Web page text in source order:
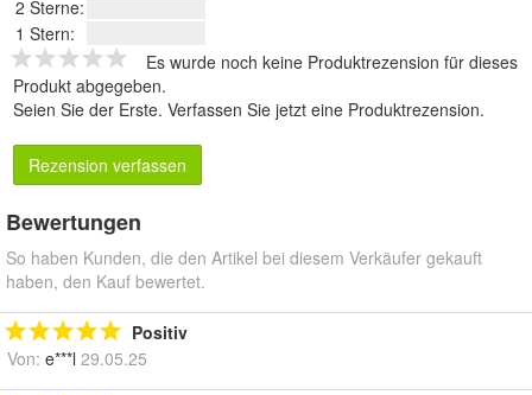
2 Sterne:
1 Stern:
Es wurde noch keine Produktrezension für dieses
Produkt abgegeben.
Seien Sie der Erste. Verfassen Sie jetzt eine Produktrezension.
Rezension verfassen
Bewertungen
So haben Kunden, die den Artikel bei diesem Verkäufer gekauft
haben, den Kauf bewertet.
Positiv
Von: e***l 29.05.25